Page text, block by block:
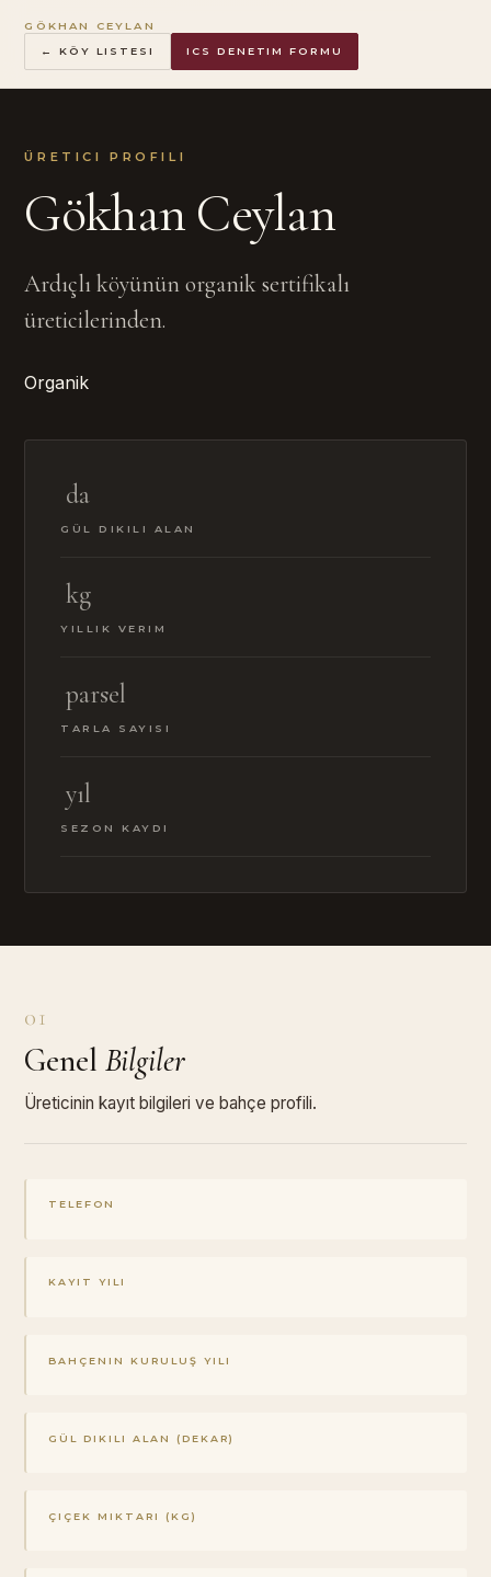
GÖKHAN CEYLAN
← KÖY LISTESI ICS DENETIM FORMU
ÜRETICI PROFILI
Gökhan Ceylan
Ardıçlı köyünün organik sertifikalı
üreticilerinden.
Organik
da
GÜL DIKILI ALAN
kg
YILLIK VERIM
parsel
TARLA SAYISI
yıl
SEZON KAYDI
01
Genel Bilgiler
Üreticinin kayıt bilgileri ve bahçe profili.
TELEFON
KAYIT YILI
BAHÇENIN KURULUŞ YILI
GÜL DIKILI ALAN (DEKAR)
ÇIÇEK MIKTARI (KG)